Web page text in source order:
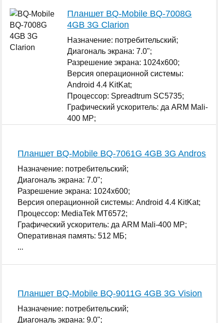
Планшет BQ-Mobile BQ-7008G
4GB 3G Clarion
Назначение: потребительский;
Диагональ экрана: 7.0";
Разрешение экрана: 1024x600;
Версия операционной системы:
Android 4.4 KitKat;
Процессор: Spreadtrum SC5735;
Графический ускоритель: да ARM Mali-
400 MP;
Планшет BQ-Mobile BQ-7061G 4GB 3G Andros
Назначение: потребительский;
Диагональ экрана: 7.0";
Разрешение экрана: 1024x600;
Версия операционной системы: Android 4.4 KitKat;
Процессор: MediaTek MT6572;
Графический ускоритель: да ARM Mali-400 MP;
Оперативная память: 512 МБ;
...
Планшет BQ-Mobile BQ-9011G 4GB 3G Vision
Назначение: потребительский;
Диагональ экрана: 9.0";